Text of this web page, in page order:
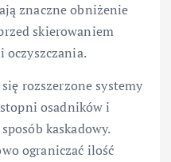
znaczne obniżenie
skierowaniem
oczyszczania.
rozszerzone systemy
osadników i
kaskadowy.
ograniczać ilość